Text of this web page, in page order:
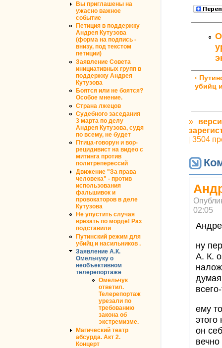
Вы приглашены на
ужасно важное
событие
Петиция в поддержку
Андрея Кутузова
(форма на подпись -
внизу, под текстом
петиции)
Заявление Совета
инициативных групп в
поддержку Андрея
Кутузова
Боятся или не боятся?
Особое мнение.
Страна лжецов
Судебного заседания
3 марта по делу
Андрея Кутузова, судя
по всему, не будет
Птица-говорун и вор-
рецидивист на видео с
митинга против
политреперессий
Движение "За права
человека" - против
использования
фальшивок и
провокаторов в деле
Кутузова
Не упустить случая
врезать по морде! Раз
подставили
Путинский режим для
убийц и насильников .
Заявление А.К.
Омельчуку о
необъективном
телерепортаже
Омельчук
ответил.
Телерепортаж
урезали по
требованию
закона об
экстремизме.
Магический театр
абсурда. Акт 2.
Концерт
‹
убийц
»
3504
02:05
ну
А. К.
ему
этого
он
вечно